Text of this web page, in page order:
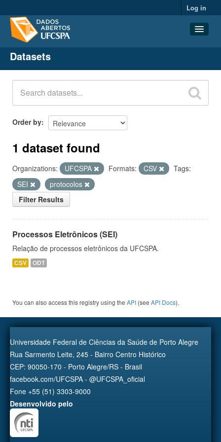
Log in
Datasets
Organizations
Groups
About
Datasets
Order by
1 dataset found
Organizations: UFCSPA Formats: CSV
Tags:
SEI
protocolos
Filter Results
Processos Eletrônicos (SEI)
Relação de processos eletrônicos da UFCSPA.
CSV ODT
You can also access this registry using the API (see API Docs).
Universidade Federal de Ciências da Saúde de Porto Alegre
Rua Sarmento Leite, 245 - Bairro Centro Histórico
CEP: 90050-170 - Porto Alegre/RS - Brasil
facebook.com/UFCSPA - @UFCSPA_oficial
Fone +55 (51) 3303-9000
Desenvolvido pelo